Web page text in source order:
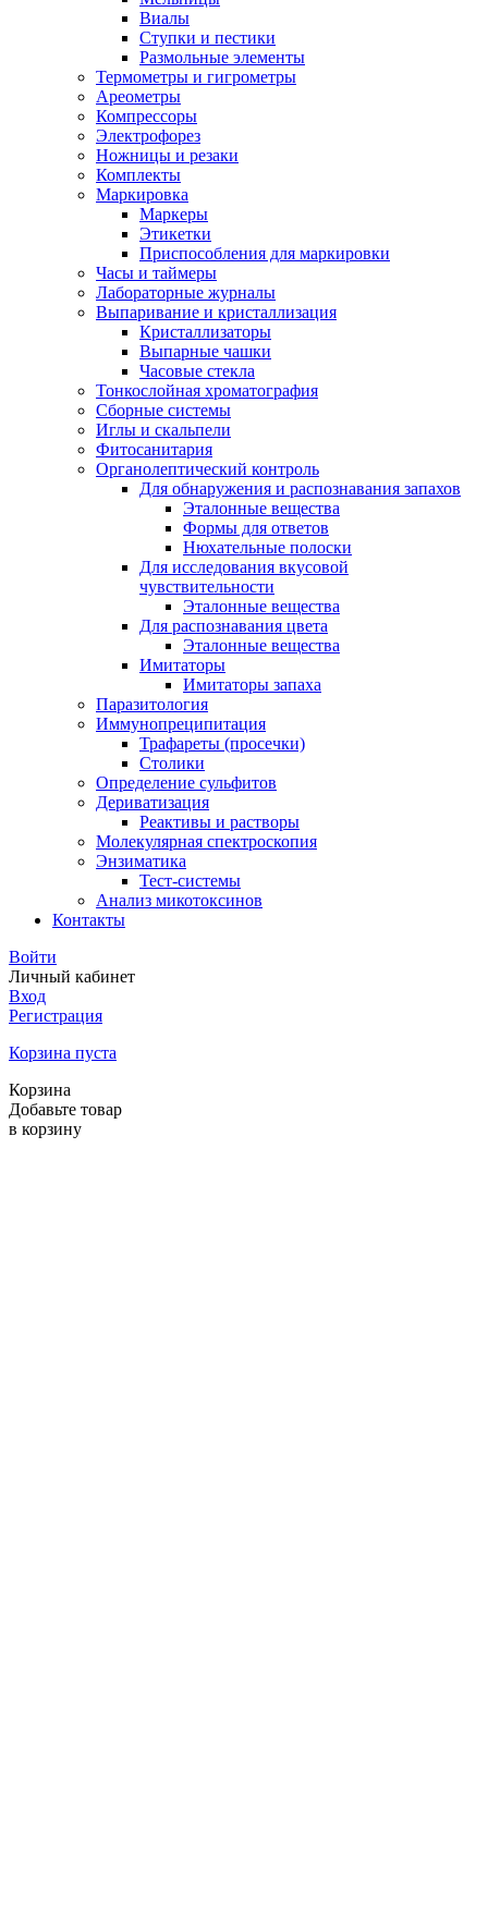
Виалы
Ступки и пестики
Размольные элементы
Термометры и гигрометры
Ареометры
Компрессоры
Электрофорез
Ножницы и резаки
Комплекты
Маркировка
Маркеры
Этикетки
Приспособления для маркировки
Часы и таймеры
Лабораторные журналы
Выпаривание и кристаллизация
Кристаллизаторы
Выпарные чашки
Часовые стекла
Тонкослойная хроматография
Сборные системы
Иглы и скальпели
Фитосанитария
Органолептический контроль
Для обнаружения и распознавания запахов
Эталонные вещества
Формы для ответов
Нюхательные полоски
Для исследования вкусовой
чувствительности
Эталонные вещества
Для распознавания цвета
Эталонные вещества
Имитаторы
Имитаторы запаха
Паразитология
Иммунопреципитация
Трафареты (просечки)
Столики
Определение сульфитов
Дериватизация
Реактивы и растворы
Молекулярная спектроскопия
Энзиматика
Тест-системы
Анализ микотоксинов
Контакты
Войти
Личный кабинет
Вход
Регистрация
Корзина пуста
Корзина
Добавьте товар
в корзину